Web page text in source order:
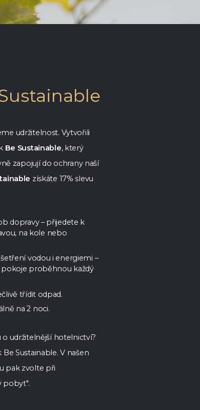
udržitelnost. Vytvořili
Be Sustainable, který
zapojují do ochrany naší
získáte 17% slevu
dopravy – přijedete k
na kole nebo
vodou i energiemi –
proběhnou každý
třídit odpad.
na 2 noci.
udržitelnější hotelnictví?
Sustainable. V našen
pak zvolte při
pobyt".